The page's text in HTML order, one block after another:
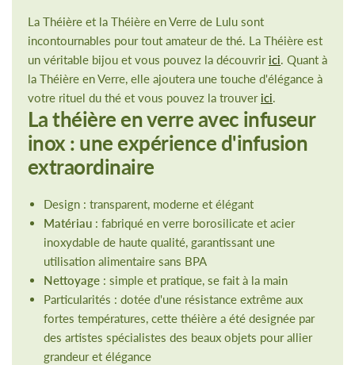
La Théière et la Théière en Verre de Lulu sont
incontournables pour tout amateur de thé. La Théière est
un véritable bijou et vous pouvez la découvrir ici. Quant à
la Théière en Verre, elle ajoutera une touche d'élégance à
votre rituel du thé et vous pouvez la trouver ici.
La théière en verre avec infuseur
inox : une expérience d'infusion
extraordinaire
Design : transparent, moderne et élégant
Matériau : fabriqué en verre borosilicate et acier
inoxydable de haute qualité, garantissant une
utilisation alimentaire sans BPA
Nettoyage : simple et pratique, se fait à la main
Particularités : dotée d'une résistance extrême aux
fortes températures, cette théière a été designée par
des artistes spécialistes des beaux objets pour allier
grandeur et élégance